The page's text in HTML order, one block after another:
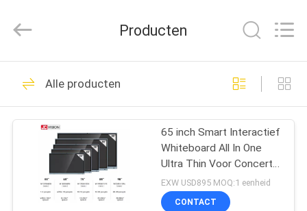
THUIS
PRODUCTEN
Technology
Rights
Openlucht Digitale
Signage Vertoning
40
Producten
Alle producten
65 inch Smart Interactief
Whiteboard All In One
Ultra Thin Voor Concert
Klaslokaal
EXW USD895 MOQ:1 eenheid
CONTACT